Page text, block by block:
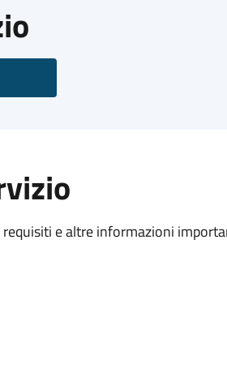
e altre informazioni